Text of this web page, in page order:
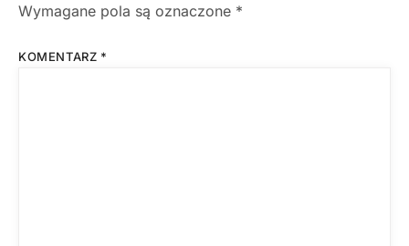
Wymagane pola są oznaczone *
KOMENTARZ *